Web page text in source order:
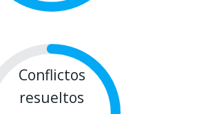
Conflictos
resueltos